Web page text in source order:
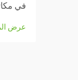
في
أثناء
عرض